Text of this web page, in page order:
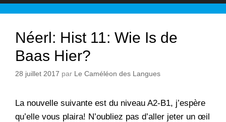
Néerl: Hist 11: Wie Is de
Baas Hier?
28 juillet 2017 par Le Caméléon des Langues
La nouvelle suivante est du niveau A2-B1, j’espère
qu’elle vous plaira! N’oubliez pas d’aller jeter un œil